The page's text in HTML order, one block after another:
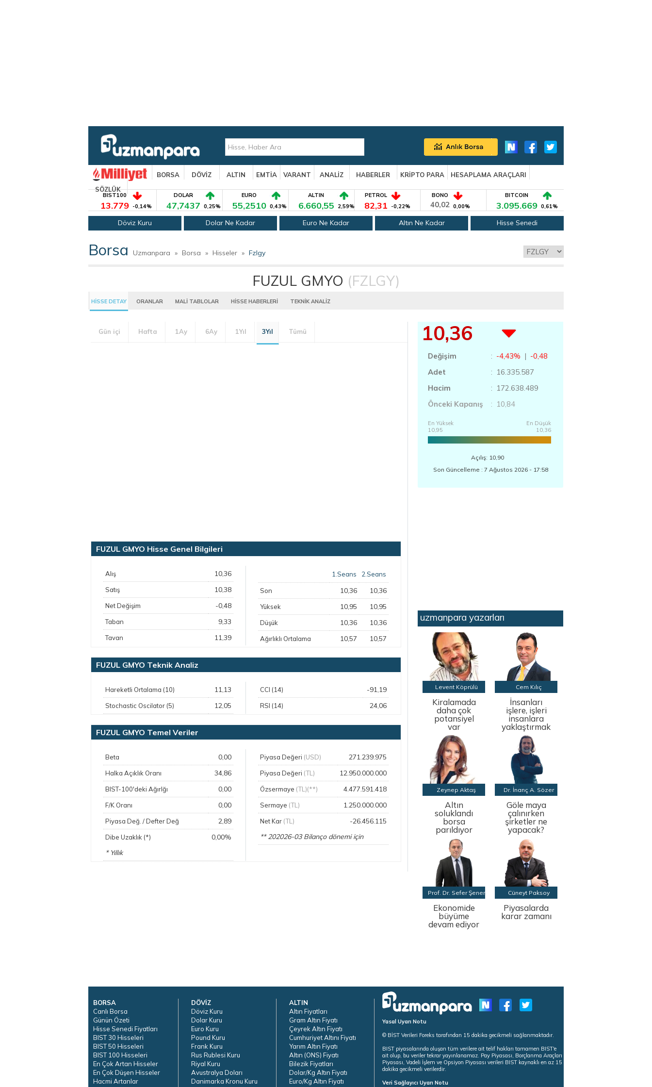
BORSA DÖVİZ ALTIN EMTİA VARANT ANALİZ HABERLER KRİPTO PARA
HESAPLAMA ARAÇLARI
SÖZLÜK
BIST100
13.779 -0,14%
DOLAR
47,7437 0,25%
EURO
55,2510 0,43%
ALTIN
6.660,55 2,59%
PETROL
82,31 -0,22%
BONO
40,02 0,00%
BITCOIN
3.095.669 0,61%
Döviz Kuru Dolar Ne Kadar Euro Ne Kadar Altın Ne Kadar Hisse Senedi
Borsa Uzmanpara » Borsa » Hisseler » Fzlgy
FUZUL GMYO (FZLGY)
HİSSE DETAY ORANLAR MALİ TABLOLAR HİSSE HABERLERİ TEKNİK ANALİZ
Gün içi Hafta 1Ay 6Ay 1Yıl 3Yıl Tümü
FUZUL GMYO Hisse Genel Bilgileri
Alış 10,36
Satış 10,38
Net Değişim -0,48
Taban 9,33
Tavan 11,39
1.Seans 2.Seans
Son 10,36 10,36
Yüksek 10,95 10,95
Düşük 10,36 10,36
Ağırlıklı Ortalama 10,57 10,57
FUZUL GMYO Teknik Analiz
Hareketli Ortalama (10) 11,13
Stochastic Oscilator (5) 12,05
CCI (14) -91,19
RSI (14) 24,06
FUZUL GMYO Temel Veriler
Beta 0,00
Halka Açıklık Oranı 34,86
BIST-100'deki Ağırlğı 0,00
F/K Oranı 0,00
Piyasa Değ. / Defter Değ 2,89
Dibe Uzaklık (*)
0,00%
* Yıllık
Piyasa Değeri (USD) 271.239.975
Piyasa Değeri (TL) 12.950.000.000
Özsermaye (TL)(**) 4.477.591.418
Sermaye (TL) 1.250.000.000
Net Kar (TL)
-26.456.115
** 202026-03 Bilanço dönemi için
10,36
Değişim : -4,43% | -0,48
Adet
: 16.335.587
Hacim
: 172.638.489
Önceki Kapanış
: 10,84
En Yüksek
10,95
En Düşük
10,36
Açılış: 10,90
Son Güncelleme : 7 Ağustos 2026 - 17:58
uzmanpara yazarları
Levent Köprülü
Kiralamada
daha çok
potansiyel
var
Cem Kılıç
İnsanları
işlere, işleri
insanlara
yaklaştırmak
Zeynep Aktaş
Altın
soluklandı
borsa
parıldıyor
Dr. İnanç A. Sözer
Göle maya
çalınırken
şirketler ne
yapacak?
Prof. Dr. Sefer Şener
Ekonomide
büyüme
devam ediyor
Cüneyt Paksoy
Piyasalarda
karar zamanı
BORSA
Canlı Borsa
Günün Özeti
Hisse Senedi Fiyatları
BIST 30 Hisseleri
BIST 50 Hisseleri
BIST 100 Hisseleri
En Çok Artan Hisseler
En Çok Düşen Hisseler
Hacmi Artanlar
DÖVİZ
Döviz Kuru
Dolar Kuru
Euro Kuru
Pound Kuru
Frank Kuru
Rus Rublesi Kuru
Riyal Kuru
Avustralya Doları
Danimarka Kronu Kuru
ALTIN
Altın Fiyatları
Gram Altın Fiyatı
Çeyrek Altın Fiyatı
Cumhuriyet Altını Fiyatı
Yarım Altın Fiyatı
Altın (ONS) Fiyatı
Bilezik Fiyatları
Dolar/Kg Altın Fiyatı
Euro/Kg Altın Fiyatı
Yasal Uyarı Notu
© BİST Verileri Foreks tarafından 15 dakika gecikmeli sağlanmaktadır.
BIST piyasalarında oluşan tüm verilere ait telif hakları tamamen BIST'e
ait olup, bu veriler tekrar yayınlanamaz. Pay Piyasası, Borçlanma Araçları
Piyasası, Vadeli İşlem ve Opsiyon Piyasası verileri BIST kaynaklı en az 15
dakika gecikmeli verilerdir.
Veri Sağlayıcı Uyarı Notu